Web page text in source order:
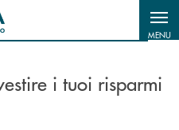
MENU
i tuoi risparmi